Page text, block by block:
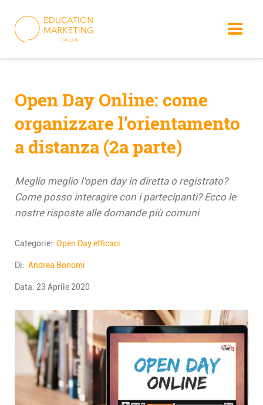
content
Open Day Online: come
organizzare l’orientamento
a distanza (2a parte)
Meglio meglio l’open day in diretta o registrato?
Come posso interagire con i partecipanti? Ecco le
nostre risposte alle domande più comuni
Categorie: Open Day efficaci
Di: Andrea Bonomi
Data: 23 Aprile 2020